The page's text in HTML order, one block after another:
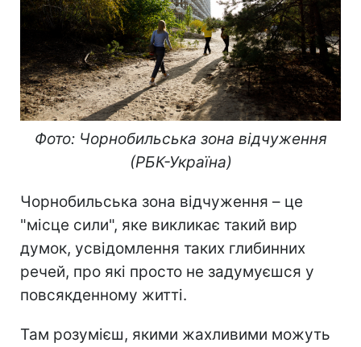
Фото: Чорнобильська зона відчуження
(РБК-Україна)
Чорнобильська зона відчуження – це
"місце сили", яке викликає такий вир
думок, усвідомлення таких глибинних
речей, про які просто не задумуєшся у
повсякденному житті.
Там розумієш, якими жахливими можуть